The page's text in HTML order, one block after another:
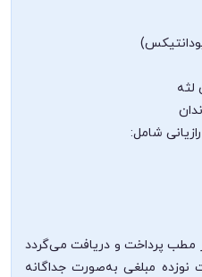
لثه
شامل:
مطب پرداخت و دریافت می‌گردد
نوزده مبلغی به‌صورت جداگانه